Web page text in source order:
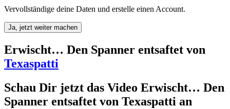
Vervollständige deine Daten und erstelle einen Account.
Ja, jetzt weiter machen
Erwischt… Den Spanner entsaftet von
Texaspatti
Schau Dir jetzt das Video Erwischt… Den
Spanner entsaftet von Texaspatti an